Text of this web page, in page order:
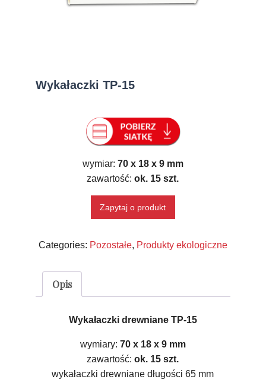
Wykałaczki TP-15
wymiar: 70 x 18 x 9 mm
zawartość:ok. 15 szt.
Zapytaj o produkt
Categories: Pozostałe, Produkty ekologiczne
Opis
Wykałaczki drewniane TP-15
wymiary: 70 x 18 x 9 mm
zawartość:ok. 15 szt.
wykałaczki drewniane długości 65 mm